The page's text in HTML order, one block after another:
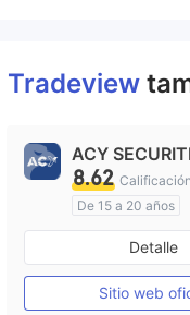
Tradeview
ACY
8.62 Calificación
De 15 a 20 años
Supervisión en
Licencia
Detalle
Sitio web